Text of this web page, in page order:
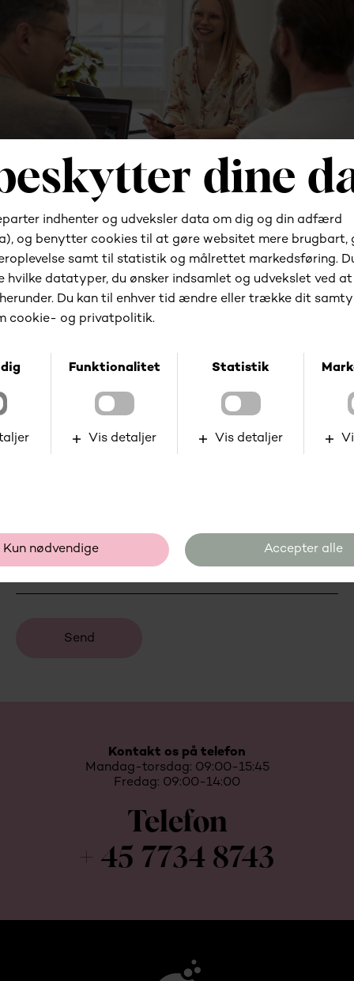
Er du klar til at komme
i gang?
moderne virksomhed. Derfor starter vi altid med en
dialog for at ramme 100% plet dit behov og bøje
Lad os byde på den første kop kaffe.
Kontakt os på telefon
Mandag-torsdag: 09:00-15:45
Fredag: 09:00-14:00
Telefon
+ 45 7734 8743